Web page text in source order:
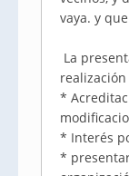
vaya. y
La
*
* Interés
*